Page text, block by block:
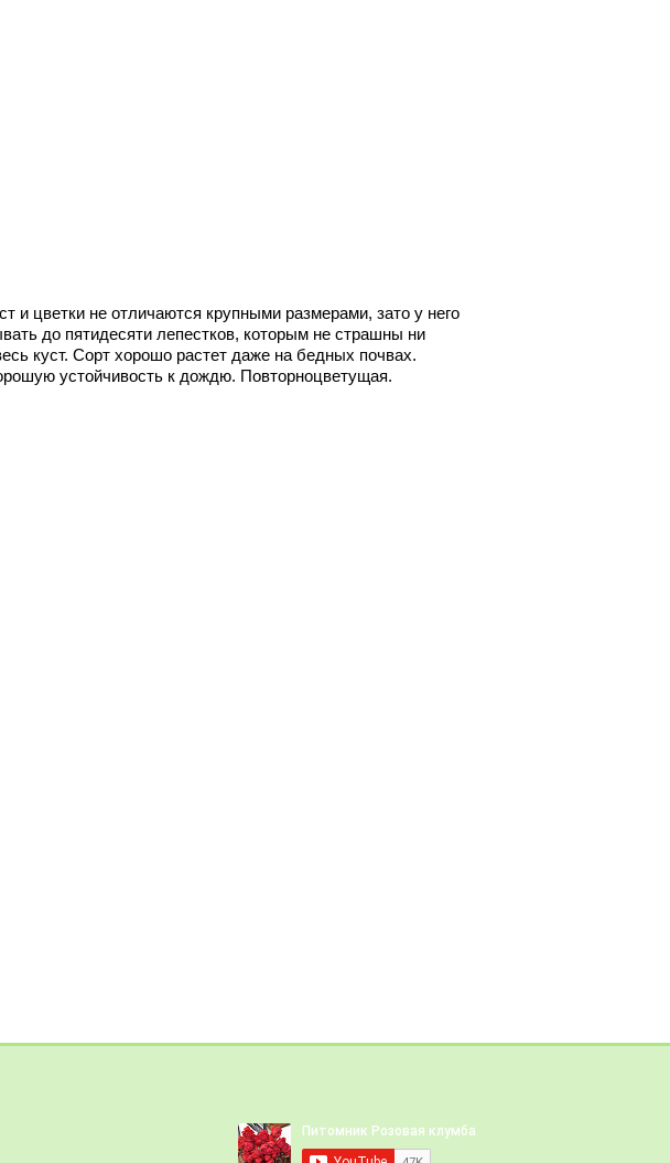
цветки не отличаются крупными размерами, зато у него
до пятидесяти лепестков, которым не страшны ни
куст. Сорт хорошо растет даже на бедных почвах.
устойчивость к дождю. Повторноцветущая.